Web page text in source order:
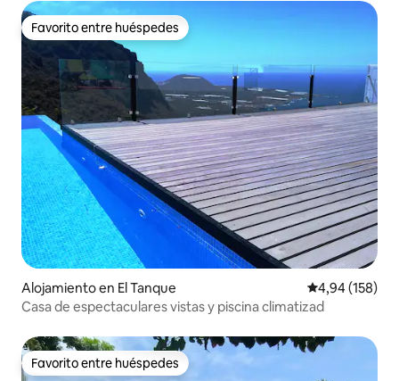
Favorito entre huéspedes
Favorito entre huéspedes
Alojamiento en El Tanque Calificación
4,94 (158)
Casa de espectaculares vistas y piscina climatizad
Favorito entre huéspedes
Favorito entre huéspedes